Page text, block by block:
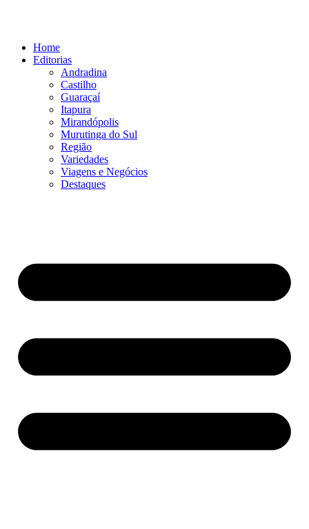
conteúdoHome
Editorias
Andradina
Castilho
Guaraçaí
Itapura
Mirandópolis
Murutinga do Sul
Região
Variedades
Viagens e Negócios
Destaques